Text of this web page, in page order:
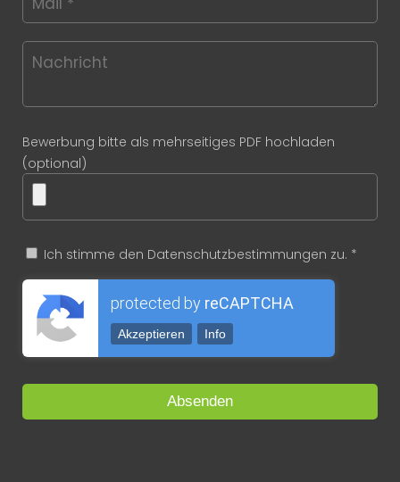
Bewerbung bitte als mehrseitiges PDF hochladen
(optional)
Ich stimme den Datenschutzbestimmungen zu. *
protected by reCAPTCHA
Akzeptieren Info